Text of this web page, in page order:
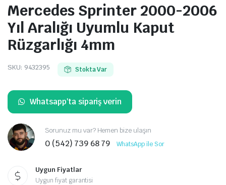
Mercedes Sprinter 2000-2006
Yıl Aralığı Uyumlu Kaput
Rüzgarlığı 4mm
SKU: 9432395 Stokta Var
Whatsapp'ta sipariş verin
Sorunuz mu var? Hemen bize ulaşın
0 (542) 739 68 79 WhatsApp ile Sor
Uygun Fiyatlar
Uygun fiyat garantisi